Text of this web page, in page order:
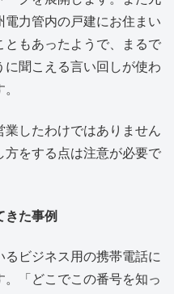
力管内の戸建にお住まい
もあったようで、まるで
聞こえる言い回しが使わ
したわけではありません
方をする点は注意が必要で
きた事例
ビジネス用の携帯電話に
「どこでこの番号を知っ